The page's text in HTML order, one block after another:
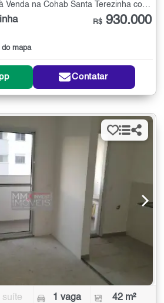
do mapa
R$ 930.000
Contatar
suíte 1 vaga 42 m²